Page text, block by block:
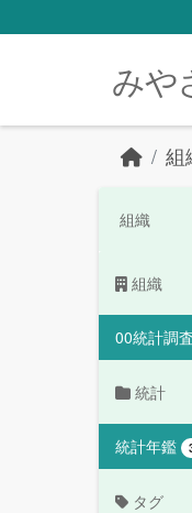
みや
組
組織
組織
00統計調
統計
統計年鑑
タグ